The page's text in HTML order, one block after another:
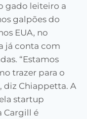
gado leiteiro a
galpões do
EUA, no
já conta com
“Estamos
trazer para o
diz Chiappetta. A
startup
Cargill é